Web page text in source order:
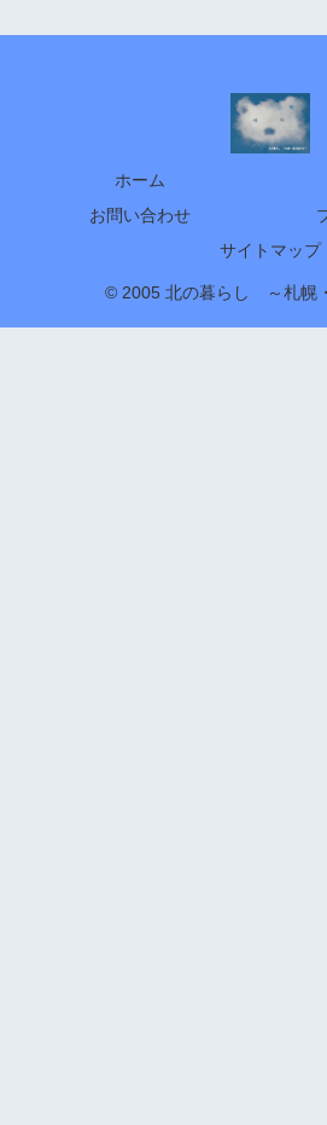
ホーム
お問い合わせ
サイトマップ
© 2005 北の暮らし ～札幌